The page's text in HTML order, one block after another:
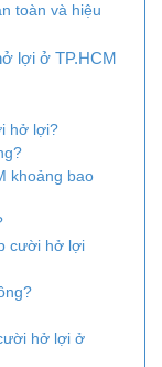
toàn và hiệu
lợi ở TP.HCM
hở lợi?
khoảng bao
cười hở lợi
hở lợi ở